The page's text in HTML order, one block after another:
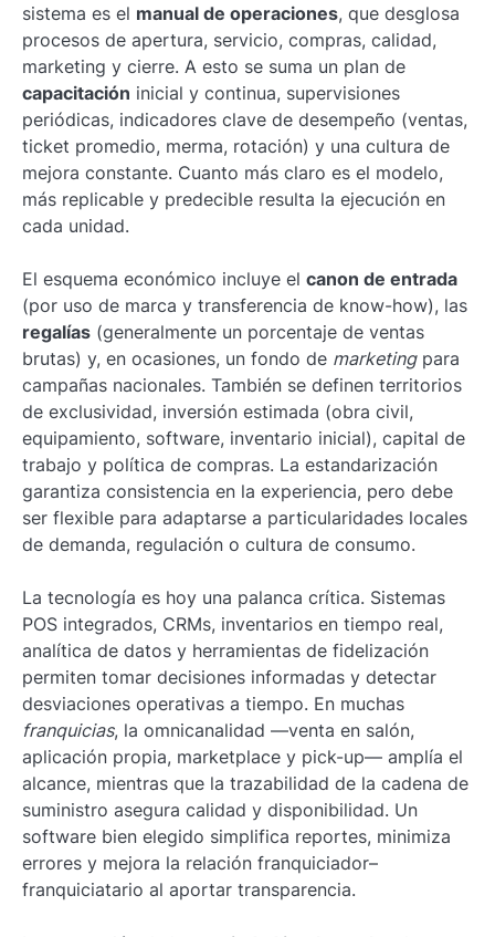
sistema es el manual de operaciones, que desglosa
procesos de apertura, servicio, compras, calidad,
marketing y cierre. A esto se suma un plan de
capacitación inicial y continua, supervisiones
periódicas, indicadores clave de desempeño (ventas,
ticket promedio, merma, rotación) y una cultura de
mejora constante. Cuanto más claro es el modelo,
más replicable y predecible resulta la ejecución en
cada unidad.
El esquema económico incluye el canon de entrada
(por uso de marca y transferencia de know-how), las
regalías (generalmente un porcentaje de ventas
brutas) y, en ocasiones, un fondo de marketingpara
campañas nacionales. También se definen territorios
de exclusividad, inversión estimada (obra civil,
equipamiento, software, inventario inicial), capital de
trabajo y política de compras. La estandarización
garantiza consistencia en la experiencia, pero debe
ser flexible para adaptarse a particularidades locales
de demanda, regulación o cultura de consumo.
La tecnología es hoy una palanca crítica. Sistemas
POS integrados, CRMs, inventarios en tiempo real,
analítica de datos y herramientas de fidelización
permiten tomar decisiones informadas y detectar
desviaciones operativas a tiempo. En muchas
franquicias, la omnicanalidad —venta en salón,
aplicación propia, marketplace y pick-up— amplía el
alcance, mientras que la trazabilidad de la cadena de
suministro asegura calidad y disponibilidad. Un
software bien elegido simplifica reportes, minimiza
errores y mejora la relación franquiciador–
franquiciatario al aportar transparencia.